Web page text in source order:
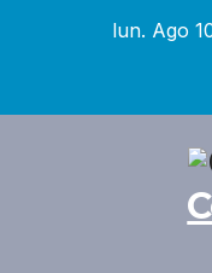
lun. Ago